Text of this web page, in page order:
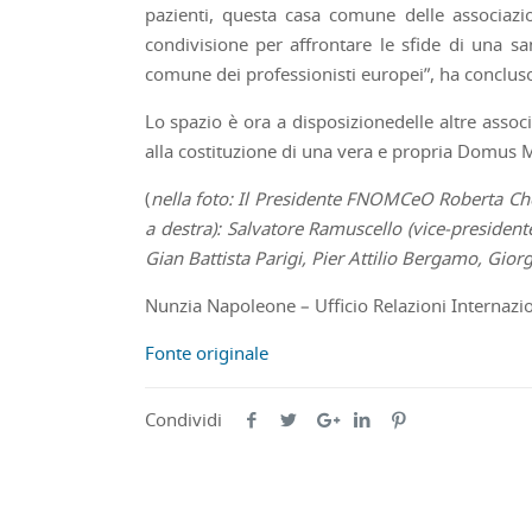
pazienti, questa casa comune delle
condivisione per affrontare le sfide di una
comune dei professionisti europei”, ha
Lo spazio è ora a disposizionedelle altre
alla costituzione di una vera e propria Domus
(nella foto: Il Presidente FNOMCeO Roberta
a destra): Salvatore Ramuscello (vice-
Gian Battista Parigi, Pier Attilio Bergamo,
Nunzia Napoleone – Ufficio Relazioni
Fonte originale
Condividi